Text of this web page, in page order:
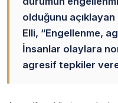
olduğunu
Elli, “Engellenme,
İnsanlar olaylara
agresif tepkiler